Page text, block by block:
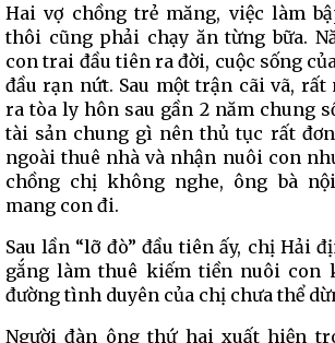
Hai vợ chồng trẻ măng, việc làm
thôi cũng phải chạy ăn từng bữa.
con trai đầu tiên ra đời, cuộc sống
đầu rạn nứt. Sau một trận cãi vã, rất
ra tòa ly hôn sau gần 2 năm chung
tài sản chung gì nên thủ tục rất
ngoài thuê nhà và nhận nuôi con
chồng chị không nghe, ông bà
mang con đi.
Sau lần “lỡ đò” đầu tiên ấy, chị Hải
gắng làm thuê kiếm tiền nuôi con
đường tình duyên của chị chưa thể
Người đàn ông thứ hai xuất hiện